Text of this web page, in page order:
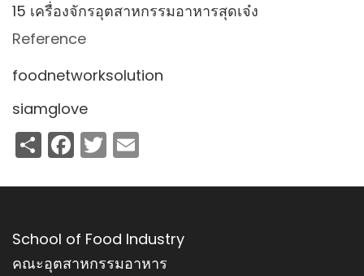
15 เครื่องจักรอุตสาหกรรมอาหารสุดเจ๋ง
Reference
foodnetworksolution
siamglove
ShareFacebook
Twitter
School of Food Industry
คณะอุตสาหกรรมอาหาร